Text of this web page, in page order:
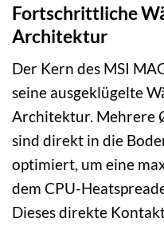
Fortschrittliche
Architektur
Der Kern des MSI
seine ausgeklügelte
Architektur. Mehrere
sind direkt in die
optimiert, um eine
dem CPU-
Dieses direkte